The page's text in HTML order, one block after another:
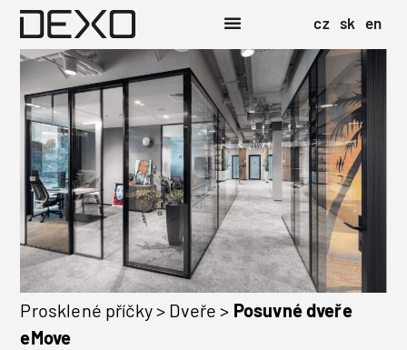
cz sk en
Prosklené příčky> Dveře > Posuvné dveře
eMove